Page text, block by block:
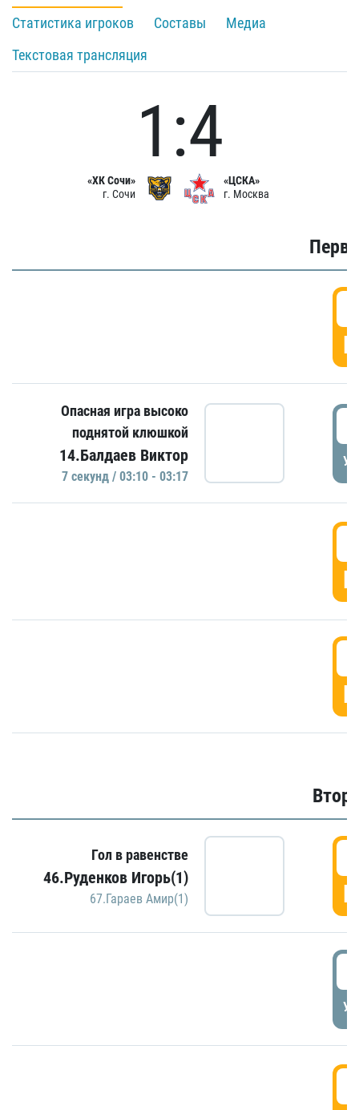
Статистика игроков
Составы
Медиа
Текстовая трансляция
«ХК Сочи»
г. Сочи
1:4
«ЦСКА»
г. Москва
Опасная игра высоко
поднятой клюшкой
14.Балдаев Виктор
7 секунд / 03:10 - 03:17
Гол в равенстве
46.Руденков Игорь(1)
67.Гараев Амир(1)